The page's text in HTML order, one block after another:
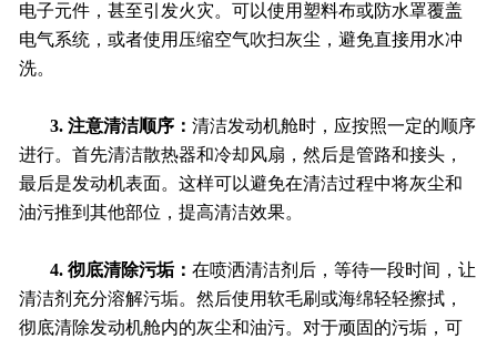
电子元件，甚至引发火灾。可以使用塑料布或防水罩覆盖
电气系统，或者使用压缩空气吹扫灰尘，避免直接用水冲
洗。
3. 注意清洁顺序： 清洁发动机舱时，应按照一定的顺序
进行。首先清洁散热器和冷却风扇，然后是管路和接头，
最后是发动机表面。这样可以避免在清洁过程中将灰尘和
油污推到其他部位，提高清洁效果。
4. 彻底清除污垢： 在喷洒清洁剂后，等待一段时间，让
清洁剂充分溶解污垢。然后使用软毛刷或海绵轻轻擦拭，
彻底清除发动机舱内的灰尘和油污。对于顽固的污垢，可